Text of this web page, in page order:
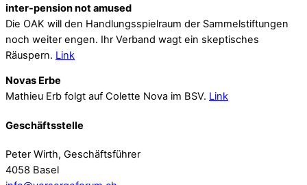
inter-pension not amused
Die OAK will den Handlungsspielraum der Sammelstiftungen
noch weiter engen. Ihr Verband wagt ein skeptisches
Räuspern. Link
Novas Erbe
Mathieu Erb folgt auf Colette Nova im BSV. Link
Geschäftsstelle
Peter Wirth, Geschäftsführer
4058 Basel